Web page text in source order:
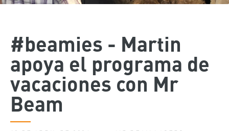
#beamies - Martin
apoya el programa de
vacaciones con Mr
Beam